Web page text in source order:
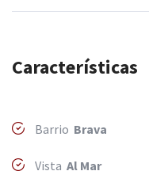
Características
Barrio Brava
Vista Al Mar